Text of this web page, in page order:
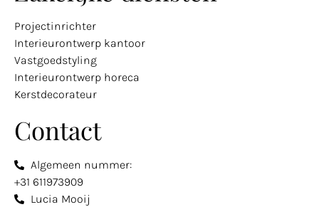
Projectinrichter
Interieurontwerp kantoor
Vastgoedstyling
Interieurontwerp horeca
Kerstdecorateur
Contact
Algemeen nummer:
+31 611973909
Lucia Mooij